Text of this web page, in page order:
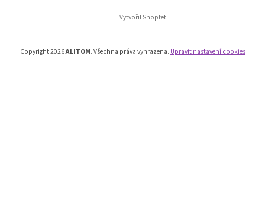
Vytvořil Shoptet
Copyright 2026ALITOM. Všechna práva vyhrazena. Upravit nastavení cookies